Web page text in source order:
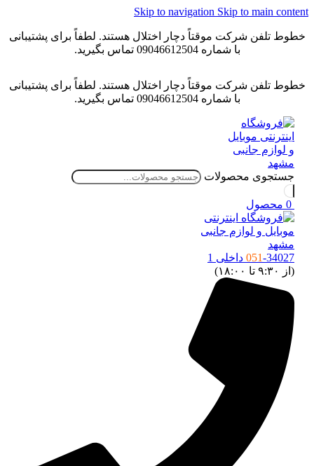
Skip to navigationSkip to main
خطوط تلفن شرکت موقتاً دچار اختلال هستند. لطفاً برای پشتیبانی
با شماره 09046612504 تماس بگیرید.
خطوط تلفن شرکت موقتاً دچار اختلال هستند. لطفاً برای پشتیبانی
با شماره 09046612504 تماس بگیرید.
جستجوی محصولات
محصول
051-34027 داخلی 1
(از ۹:۳۰ تا ۱۸:۰۰)